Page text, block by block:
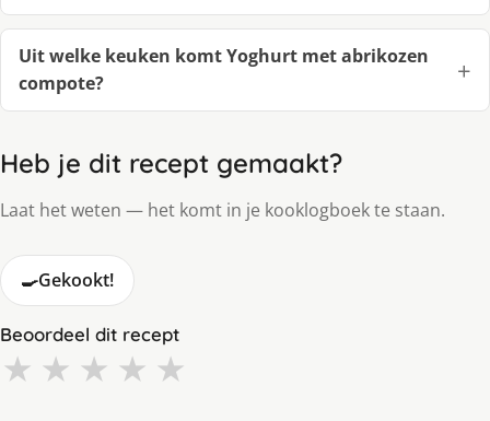
Uit welke keuken komt Yoghurt met abrikozen
compote?
Heb je dit recept gemaakt?
Laat het weten — het komt in je kooklogboek te staan.
🍳Gekookt!
Beoordeel dit recept
★ ★ ★ ★ ★